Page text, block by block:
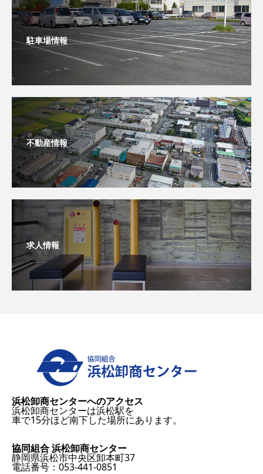
駐車場情報
不動産情報
求人情報
浜松卸商センターへのアクセス
浜松卸商センターは浜松駅を
車で15分ほど南下した場所にあります。
協同組合 浜松卸商センター
静岡県浜松市中央区卸本町37
電話番号：053-441-0851